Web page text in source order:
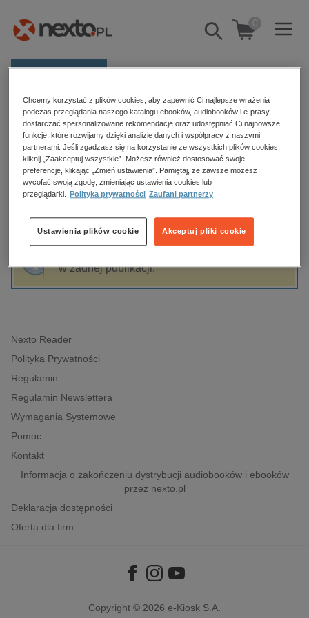
Pokaż/schowaj
wyszukiwarkę
0
Kategorie
Zobacz wszystkie E-prasa
budownictwo, aranżacja wnętrz
biznesowe, branżowe, gospodarka
dzienniki
edukacja
hobby, sport, rozrywka
komputery, internet, technologie, informatyka
polityka, społeczno-informacyjne
psychologiczne
inne
popularno-naukowe
historia
Strona główna Jakub Sasak
Jakub Sasak
Sortowanie Filtrowanie
w żadnej publikacji.
Nexto Reader
Polityka Prywatności
Regulamin
Regulamin Newslettera
Wymagania Systemowe
Pomoc
Kontakt
Informacja o zakończeniu dystrybucji audiobooków i ebooków
przez nexto.pl
Deklaracja dostępności
Oferta dla firm
Copyright © 2026 e-Kiosk S.A.
Chcemy korzystać z plików cookies, aby zapewnić Ci najlepsze wrażenia
podczas przeglądania naszego katalogu ebooków, audiobooków i e-prasy,
dostarczać spersonalizowane rekomendacje oraz udostępniać Ci najnowsze
funkcje, które rozwijamy dzięki analizie danych i współpracy z naszymi
partnerami. Jeśli zgadzasz się na korzystanie ze wszystkich plików cookies,
kliknij „Zaakceptuj wszystkie”. Możesz również dostosować swoje
preferencje, klikając „Zmień ustawienia”. Pamiętaj, że zawsze możesz
wycofać swoją zgodę, zmieniając ustawienia cookies lub
przeglądarki.
Polityka prywatności Zaufani partnerzy
Akceptuj pliki cookie
Ustawienia plików cookie